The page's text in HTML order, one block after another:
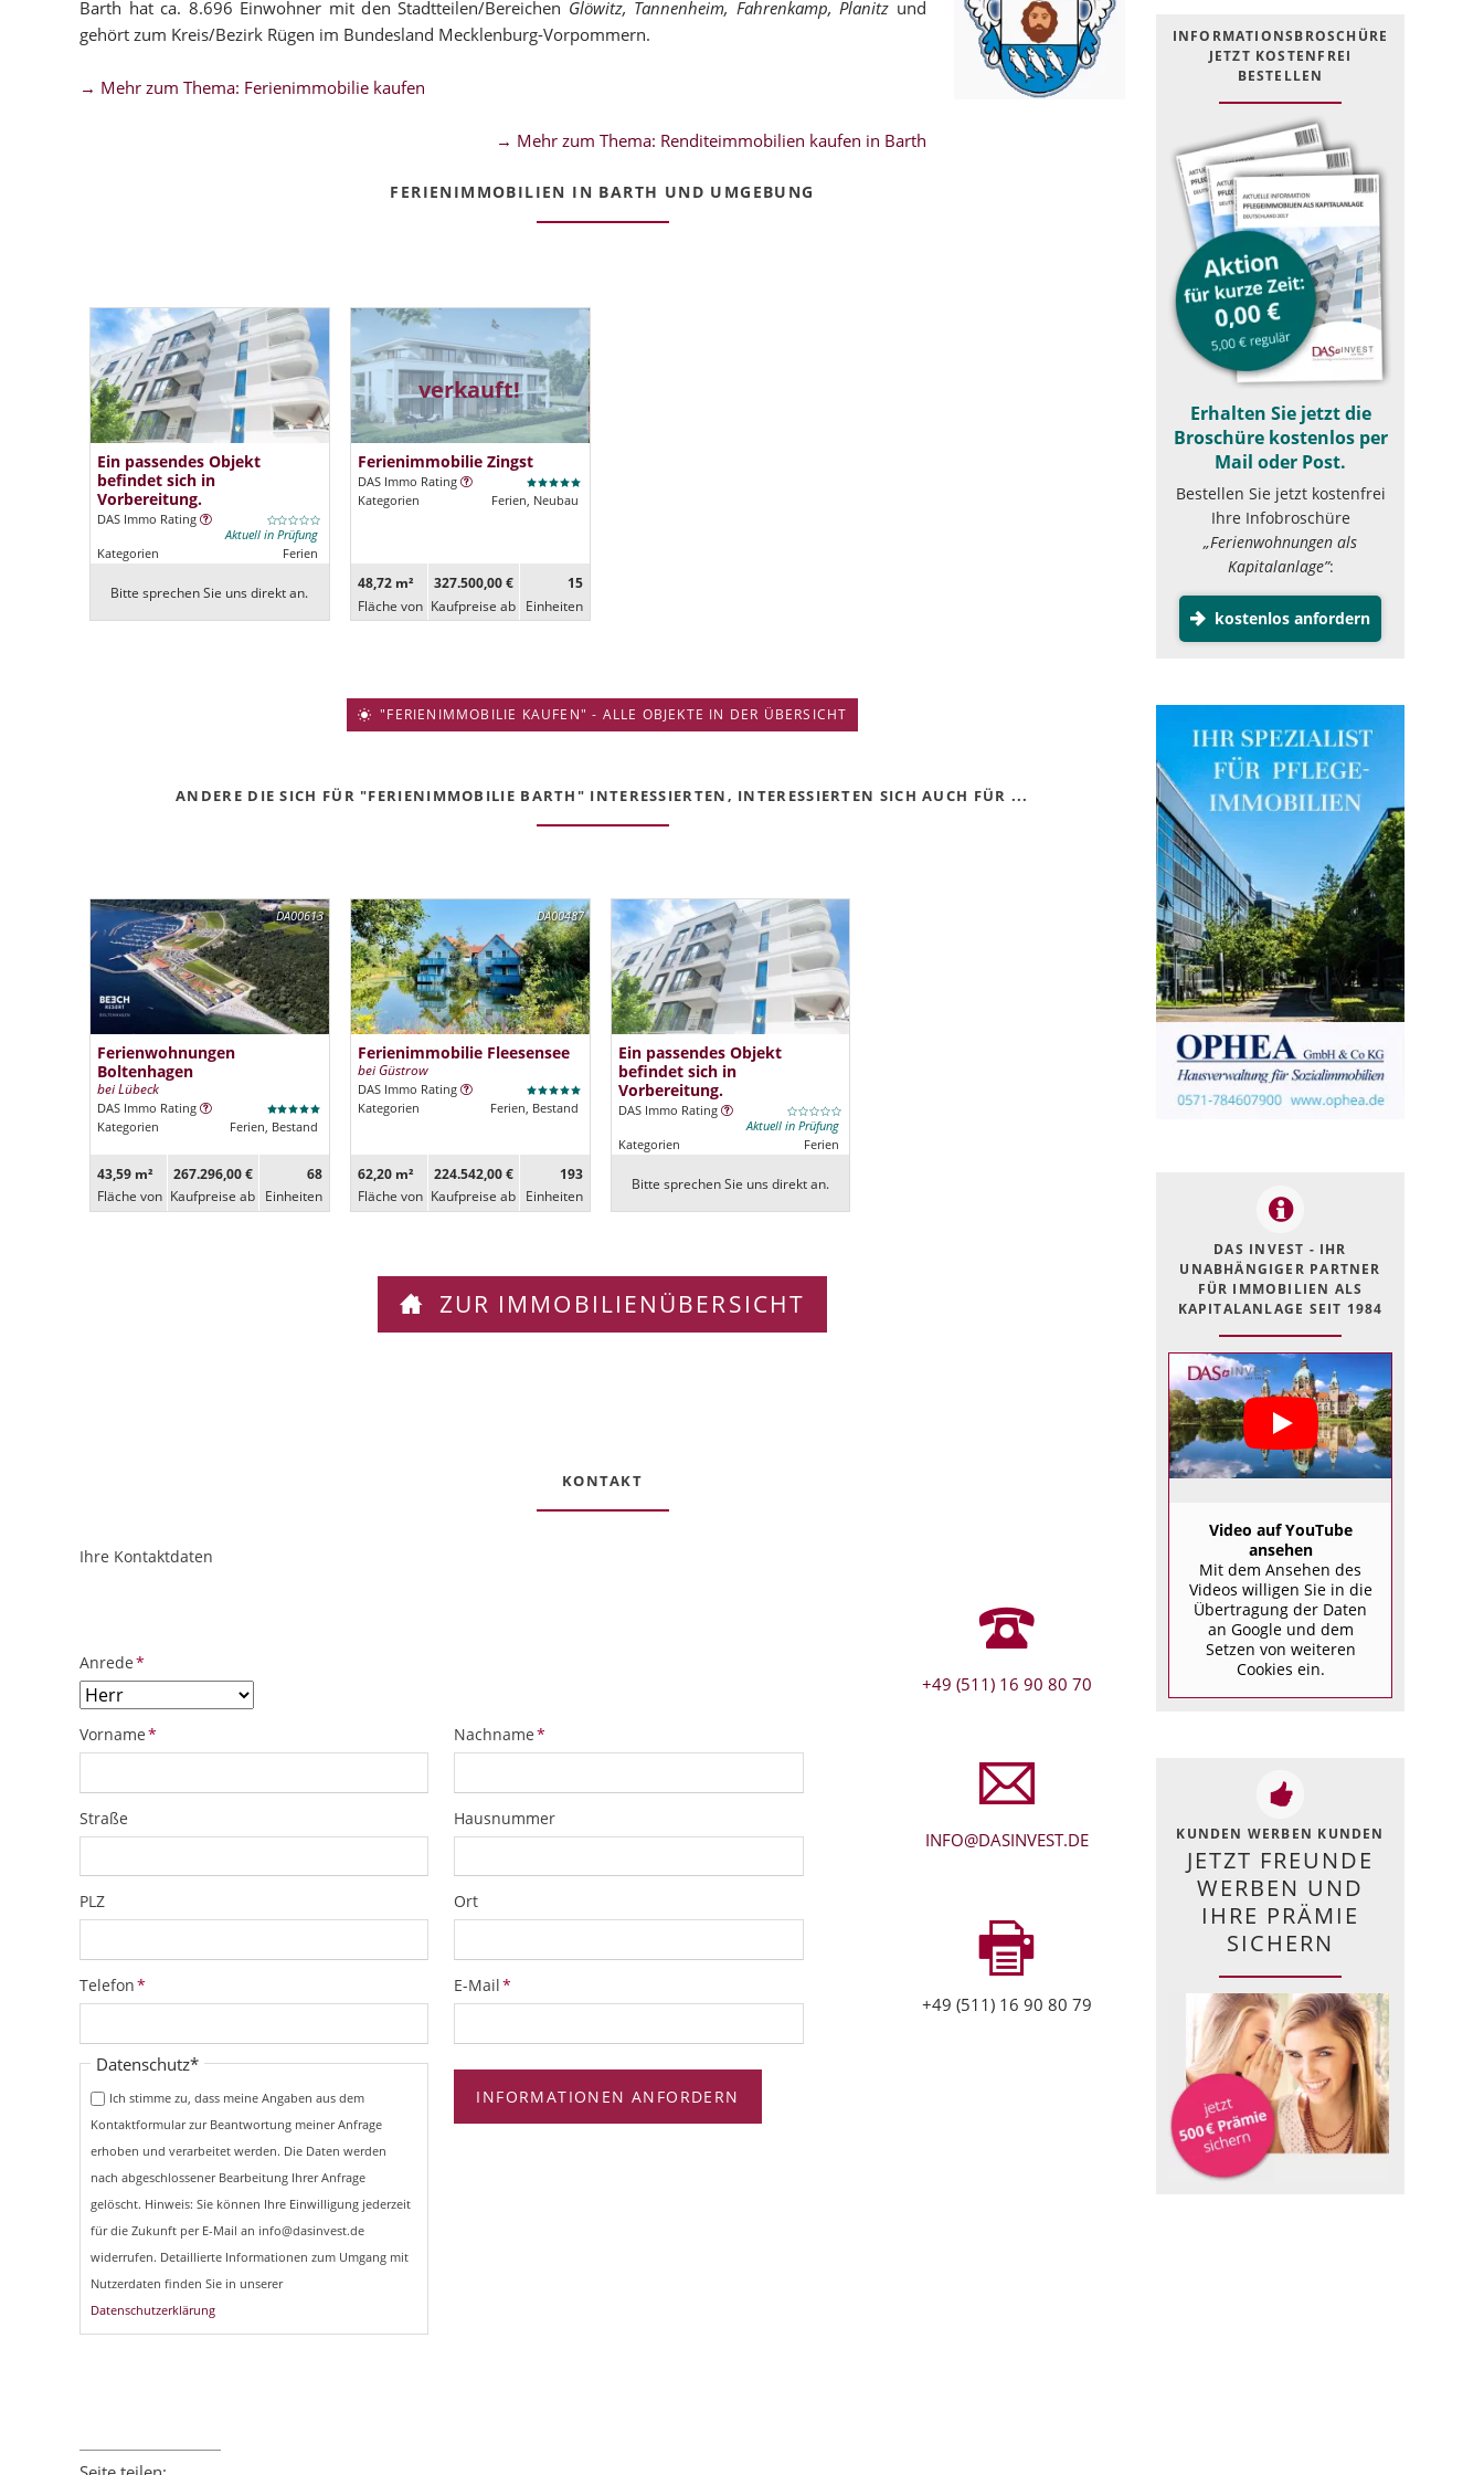
Barth hat ca. 8.696 Einwohner mit den Stadtteilen/Bereichen Glöwitz, Tannenheim, Fahrenkamp, Planitz und
gehört zum Kreis/Bezirk Rügen im Bundesland Mecklenburg-Vorpommern.
→ Mehr zum Thema: Ferienimmobilie kaufen
→ Mehr zum Thema: Renditeimmobilien kaufen in Barth
FERIENIMMOBILIEN IN BARTH UND UMGEBUNG
Ein passendes Objekt
befindet sich in
Vorbereitung.
DAS Immo Rating
Aktuell in Prüfung
Kategorien
Ferien
Bitte sprechen Sie uns direkt an.
verkauft!
Ferienimmobilie Zingst
DAS Immo Rating
Kategorien
Ferien, Neubau
48,72 m²
Fläche von
327.500,00 €
Kaufpreise ab
15
Ein­heiten
"FERIENIMMOBILIE KAUFEN" - ALLE OBJEKTE IN DER ÜBERSICHT
ANDERE DIE SICH FÜR "FERIENIMMOBILIE BARTH" INTERESSIERTEN, INTERESSIERTEN SICH AUCH FÜR ...
DA00613
Ferienwohnungen
Boltenhagen
bei Lübeck
DAS Immo Rating
Kategorien
Ferien, Bestand
43,59 m²
Fläche von
267.296,00 €
Kaufpreise ab
68
Ein­heiten
DA00487
Ferienimmobilie Fleesensee
bei Güstrow
DAS Immo Rating
Kategorien
Ferien, Bestand
62,20 m²
Fläche von
224.542,00 €
Kaufpreise ab
193
Ein­heiten
Ein passendes Objekt
befindet sich in
Vorbereitung.
DAS Immo Rating
Aktuell in Prüfung
Kategorien
Ferien
Bitte sprechen Sie uns direkt an.
ZUR IMMOBILIENÜBERSICHT
KONTAKT
ObjektPlatzhalter
URL
Ihre Kontaktdaten
Pflichtfeld
Anrede*
Pflichtfeld
Vorname* Pflichtfeld
Nachname*
Straße Hausnummer
PLZ Ort
Pflichtfeld
Telefon* Pflichtfeld
E-Mail*
Pflichtfeld
Datenschutz*
Ich stimme zu, dass meine Angaben aus dem
Kontaktformular zur Beantwortung meiner Anfrage
erhoben und verarbeitet werden. Die Daten werden
nach abgeschlossener Bearbeitung Ihrer Anfrage
gelöscht. Hinweis: Sie können Ihre Einwilligung jederzeit
für die Zukunft per E-Mail an info@dasinvest.de
widerrufen. Detaillierte Informationen zum Umgang mit
Nutzerdaten finden Sie in unserer
Datenschutzerklärung
INFORMATIONEN ANFORDERN
+49 (511) 16 90 80 70
INFO@DASINVEST.DE
+49 (511) 16 90 80 79
INFOR­MATIONS­BROSCHÜRE
JETZT KOSTEN­FREI
BESTELLEN
Erhalten Sie jetzt die
Broschüre kostenlos per
Mail oder Post.
Bestellen Sie jetzt kostenfrei
Ihre Infobroschüre
„Ferienwohnungen als
Kapitalanlage”:
kostenlos anfordern
DAS INVEST - IHR
UNABHÄNGIGER PARTNER
FÜR IMMOBILIEN ALS
KAPITALANLAGE SEIT 1984
Video auf YouTube
ansehen
Mit dem Ansehen des
Videos willigen Sie in die
Übertragung der Daten
an Google und dem
Setzen von weiteren
Cookies ein.
KUNDEN WERBEN KUNDEN
JETZT FREUNDE
WERBEN UND
IHRE PRÄMIE
SICHERN